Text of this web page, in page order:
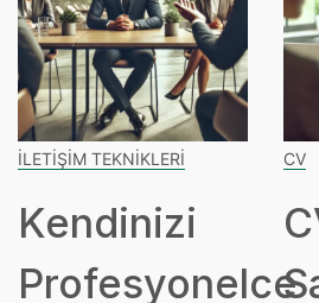
İLETIŞIM TEKNIKLERI
Kendinizi
Profesyonelce
CV